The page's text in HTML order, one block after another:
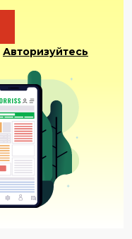
Авторизуйтесь